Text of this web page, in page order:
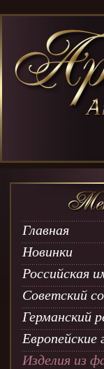
Главная
Новинки
Российская
Советский
Германский
Европейские
Изделия из